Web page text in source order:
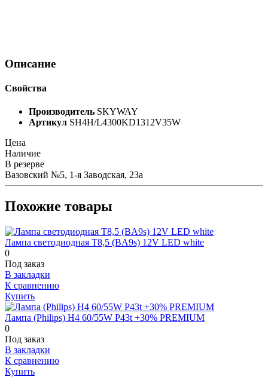
Описание
Свойства
Производитель SKYWAY
Артикул SH4H/L4300KD1312V35W
Цена
Наличие
В резерве
Вазовский №5, 1-я Заводская, 23а
Похожие товары
Лампа светодиодная T8,5 (BA9s) 12V LED white
0
Под заказ
В закладки
К сравнению
Купить
Лампа (Philips) H4 60/55W P43t +30% PREMIUM
0
Под заказ
В закладки
К сравнению
Купить